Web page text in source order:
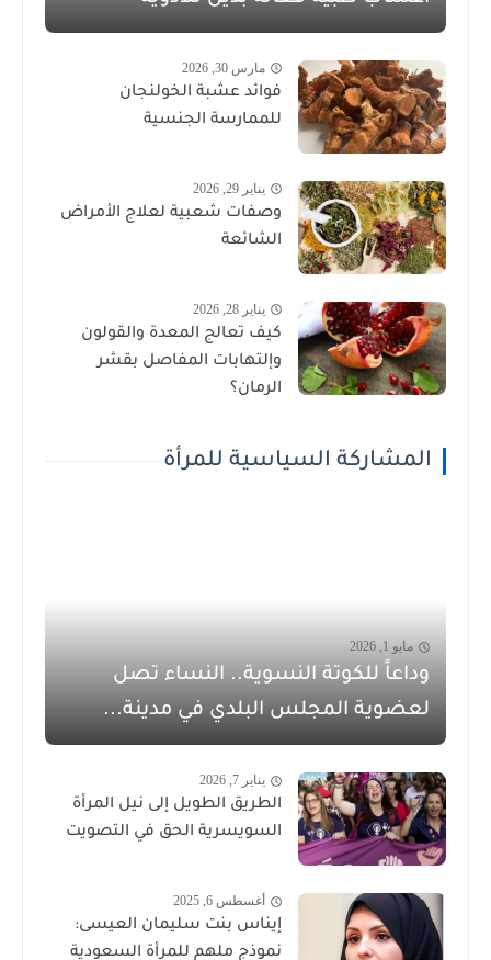
مارس 30, 2026
فوائد عشبة الخولنجان
للممارسة الجنسية
يناير 29, 2026
وصفات شعبية لعلاج الأمراض
الشائعة
يناير 28, 2026
كيف تعالج المعدة والقولون
وإلتهابات المفاصل بقشر
الرمان؟
المشاركة السياسية للمرأة
مايو 1, 2026
وداعاً للكوتة النسوية.. النساء تصل
لعضوية المجلس البلدي في مدينة...
يناير 7, 2026
الطريق الطويل إلى نيل المرأة
السويسرية الحق في التصويت
أغسطس 6, 2025
إيناس بنت سليمان العيسى:
نموذج ملهم للمرأة السعودية